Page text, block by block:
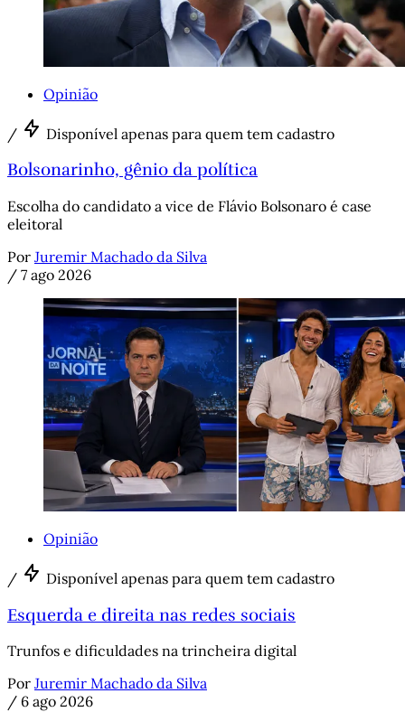
Opinião
/ Disponível apenas para quem tem cadastro
Bolsonarinho, gênio da política
Escolha do candidato a vice de Flávio Bolsonaro é case
eleitoral
Por Juremir Machado da Silva
/ 7 ago 2026
Opinião
/ Disponível apenas para quem tem cadastro
Esquerda e direita nas redes sociais
Trunfos e dificuldades na trincheira digital
Por Juremir Machado da Silva
/ 6 ago 2026